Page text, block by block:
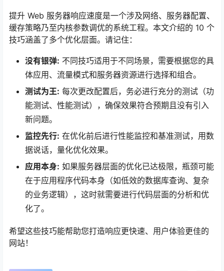
提升 Web 服务器响应速度是一个涉及网络、服务器配置、
缓存策略乃至内核参数调优的系统工程。本文介绍的 10 个
技巧涵盖了多个优化层面。请记住：
没有银弹: 不同技巧适用于不同场景，需要根据您的具
体应用、流量模式和服务器资源进行选择和组合。
测试为王: 每次更改配置后，务必进行充分的测试（功
能测试、性能测试），确保效果符合预期且没有引入
新问题。
监控先行: 在优化前后进行性能监控和基准测试，用数
据说话，量化优化效果。
应用本身: 如果服务器层面的优化已达极限，瓶颈可能
在于应用程序代码本身（如低效的数据库查询、复杂
的业务逻辑），这时就需要进行代码层面的分析和优
化了。
希望这些技巧能帮助您打造响应更快速、用户体验更佳的
网站！